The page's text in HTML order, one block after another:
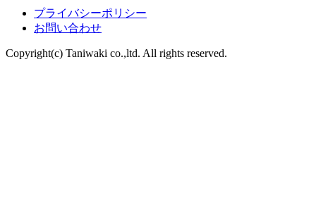
プライバシーポリシー
お問い合わせ
Copyright(c) Taniwaki co.,ltd. All rights reserved.